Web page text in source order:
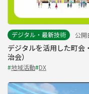
デジタル・最新技術
公開
デジタルを活用した町会
治会）
#地域活動#DX